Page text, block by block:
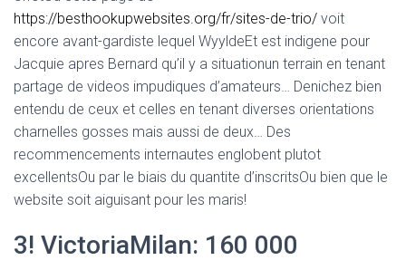
https://besthookupwebsites.org/fr/sites-de-trio/ voit
encore avant-gardiste lequel WyyldeEt est indigene pour
Jacquie apres Bernard qu’il y a situationun terrain en tenant
partage de videos impudiques d’amateurs… Denichez bien
entendu de ceux et celles en tenant diverses orientations
charnelles gosses mais aussi de deux… Des
recommencements internautes englobent plutot
excellentsOu par le biais du quantite d’inscritsOu bien que le
website soit aiguisant pour les maris!
3! VictoriaMilan: 160 000